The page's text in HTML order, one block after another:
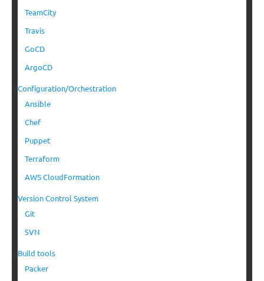
TeamCity
Travis
GoCD
ArgoCD
Configuration/Orchestration
Ansible
Chef
Puppet
Terraform
AWS CloudFormation
Version Control System
Git
SVN
Build tools
Packer